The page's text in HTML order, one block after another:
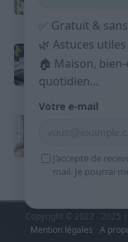
Budget
répartir
9 avril 2026
Sport
9 avril 2026
Copyright © 2022 - 2025 |
Mention légales - A
✅ Gratuit &
🌿 Astuces
🏠 Maison,
quotidien...
Votre e-mail
J’accepte de
mail. Je pourrai